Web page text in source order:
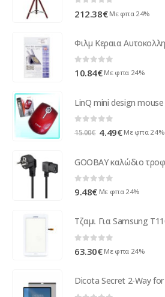
212.38€ Με φπα 24%
0 out of 5
10.84€ Με φπα 24%
0 out of 5
15.00€ Original
15.00€.
4.49€Η
είναι:
Με φπα 24%
0 out of 5
9.48€ Με φπα 24%
0out of 5
63.30€ Με φπα 24%